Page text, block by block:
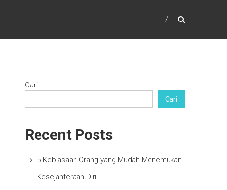
Cari
Cari
Recent Posts
5 Kebiasaan Orang yang Mudah Menemukan
Kesejahteraan Diri